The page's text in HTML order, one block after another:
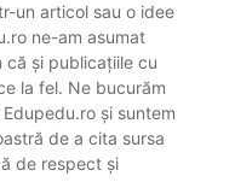
un articol sau o idee
ne-am asumat
că și publicațiile cu
la fel. Ne bucurăm
și suntem
de a cita sursa
de respect și